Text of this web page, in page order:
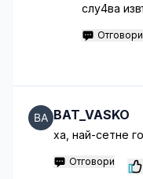
слу4ва
Отговори
BAT_VASKO
ха, най-сетне
Отговори